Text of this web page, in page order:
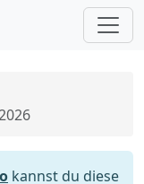
kannst du diese